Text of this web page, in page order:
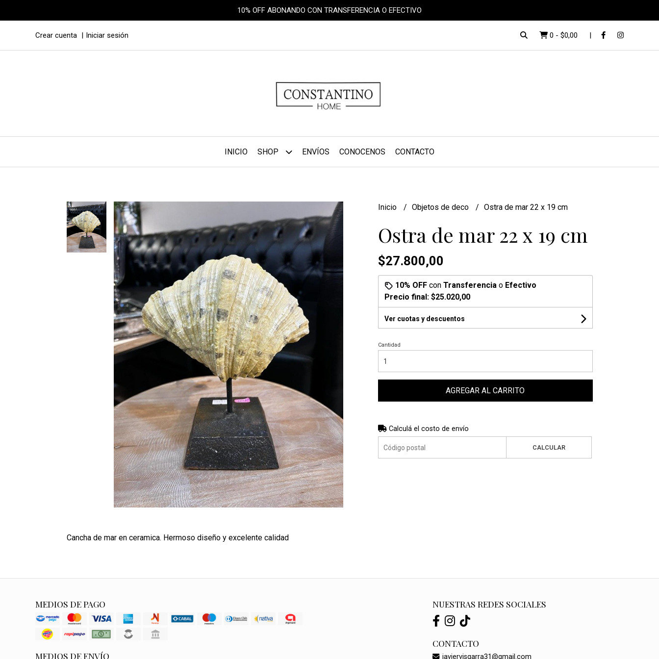
10% OFF ABONANDO CON TRANSFERENCIA O EFECTIVO
Crear cuenta Iniciar sesión 0 - $0,00
INICIO SHOP ENVÍOS CONOCENOS CONTACTO
Cancha de mar en ceramica. Hermoso diseño y excelente calidad
Inicio Objetos de deco Ostra de mar 22 x 19 cm
Ostra de mar 22 x 19 cm
$27.800,00
10% OFFcon Transferenciao Efectivo
Precio final: $25.020,00
Ver cuotas y descuentos
Cantidad
AGREGAR AL CARRITO
Calculá el costo de envío
CALCULAR
MEDIOS DE PAGO
MEDIOS DE ENVÍO
NUESTRAS REDES SOCIALES
CONTACTO
javiervisgarra31@gmail.com